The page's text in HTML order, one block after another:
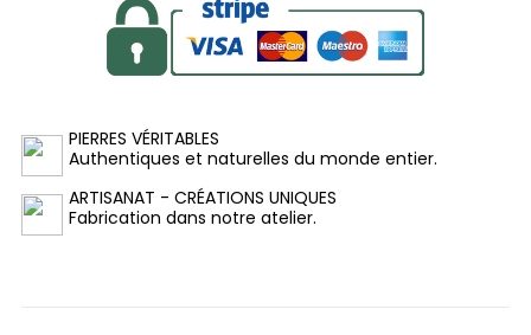
PIERRES VÉRITABLES
Authentiques et naturelles du monde entier.
ARTISANAT - CRÉATIONS UNIQUES
Fabrication dans notre atelier.